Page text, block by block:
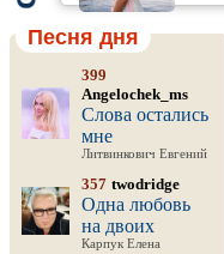
Песня дня
399
Angelochek_ms
Слова остались
мне
Литвинкович Евгений
357 twodridge
Одна любовь
на двоих
Карпук Елена